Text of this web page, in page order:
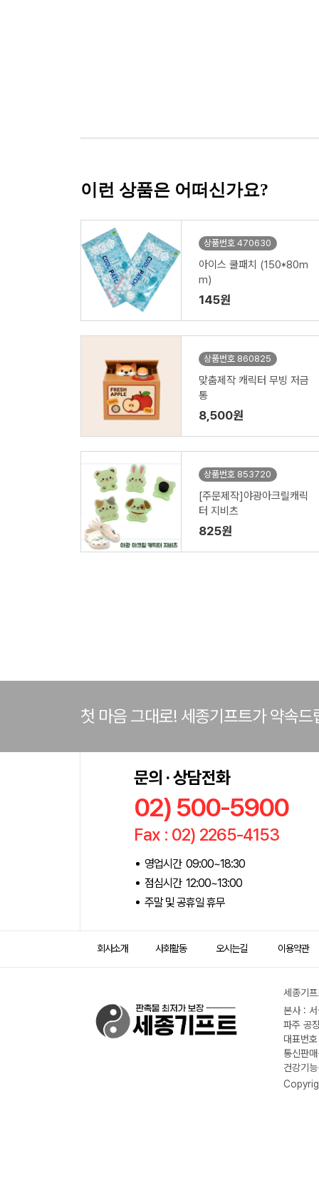
이런 상품은 어떠신가요?
상품번호 470630
아이스 쿨패치 (150*80m
m)
145원
상품번호 860825
맞춤제작 캐릭터 무빙 저금
통
8,500원
상품번호 853720
[주문제작]야광아크릴캐릭
터 지비츠
825원
첫 마음 그대로! 세종기프트가 약속드
문의 · 상담전화
02) 500-5900
Fax : 02) 2265-4153
영업시간 09:00~18:30
점심시간 12:00~13:00
주말 및 공휴일 휴무
회사소개 사회활동 오시는길 이용약관
세종기
본사 :
파주 공
대표번
통신판
건강기